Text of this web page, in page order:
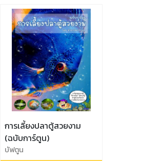
การเลี้ยงปลาตู้สวยงาม
(ฉบับการ์ตูน)
บัฟตูน